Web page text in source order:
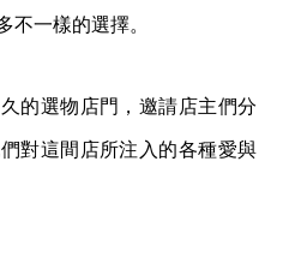
不一樣的選擇。
的選物店門，邀請店主們分
對這間店所注入的各種愛與